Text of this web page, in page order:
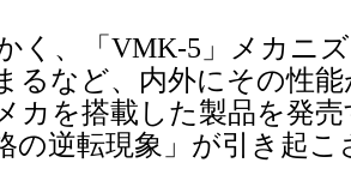
く、「VMK-5」メカニ
るなど、内外にその性
カを搭載した製品を発
の逆転現象」が引き起